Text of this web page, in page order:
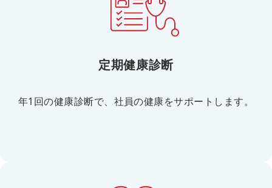
定期健康診断
年1回の健康診断で、社員の健康をサポートします。